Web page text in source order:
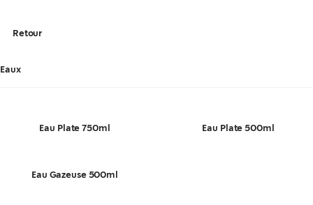
Retour
Eaux
Eau Plate 750ml Eau Plate 500ml
Eau Gazeuse 500ml